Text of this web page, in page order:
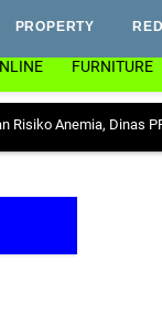
PROPERTY
FURNITURE
Dinas PP & KB